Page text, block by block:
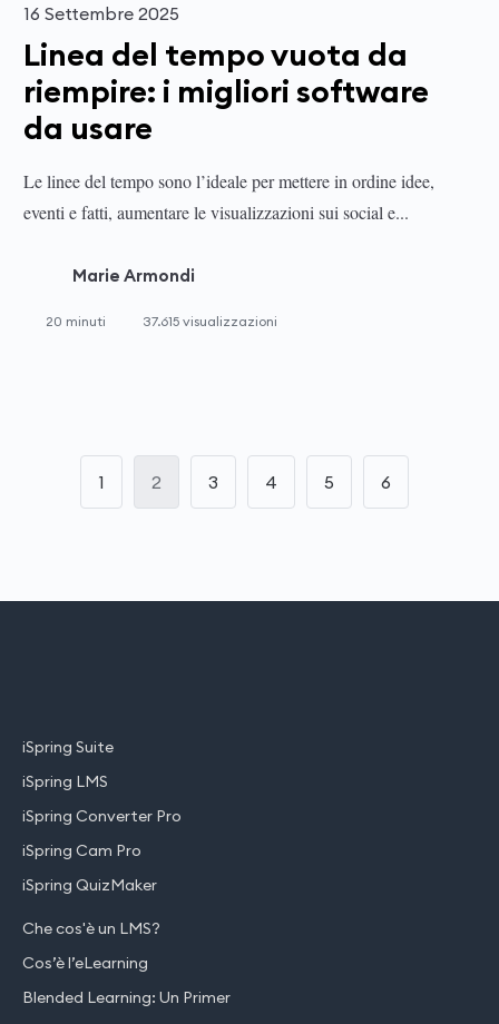
16 Settembre 2025
Linea del tempo vuota da
riempire: i migliori software
da usare
Le linee del tempo sono l’ideale per mettere in ordine idee,
eventi e fatti, aumentare le visualizzazioni sui social e...
Marie Armondi
20 minuti 37.615 visualizzazioni
Paginazione degli articoli
1 2 3 4 5 6
iSpring Suite
iSpring LMS
iSpring Converter Pro
iSpring Cam Pro
iSpring QuizMaker
Che cos'è un LMS?
Cos’è l’eLearning
Blended Learning: Un Primer